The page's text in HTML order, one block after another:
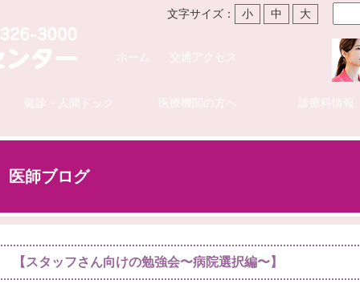
文字サイズ： 小 中 大
ホーム 交通アクセス
健診・人間ドック 医療機関の方へ 診療科情報
医師ブログ
【スタッフさん向けの勉強会〜病院選択編〜】